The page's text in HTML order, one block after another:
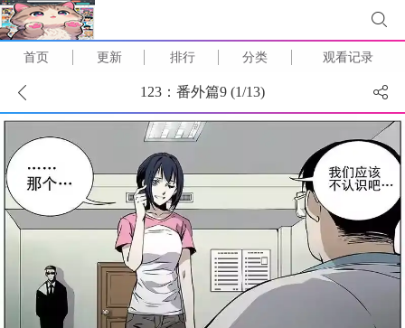
首页 更新 排行 分类 观看记录
123：番外篇9 (1/13)